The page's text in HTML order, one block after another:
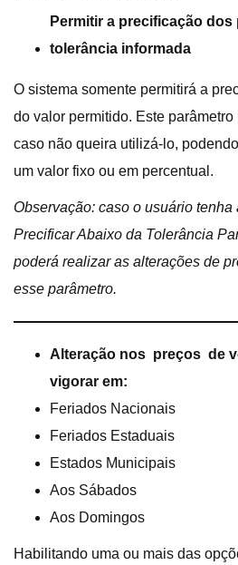
Permitir a precificação
tolerância informada
O sistema somente permitirá a
do valor permitido. Este
caso não queira utilizá-lo,
um valor fixo ou em percentual.
Observação: caso o usuário
Precificar Abaixo da Tolerância
poderá realizar as alterações de
esse parâmetro.
Alteração nos preços de
vigorar em:
Feriados Nacionais
Feriados Estaduais
Estados Municipais
Aos Sábados
Aos Domingos
Habilitando uma ou mais das